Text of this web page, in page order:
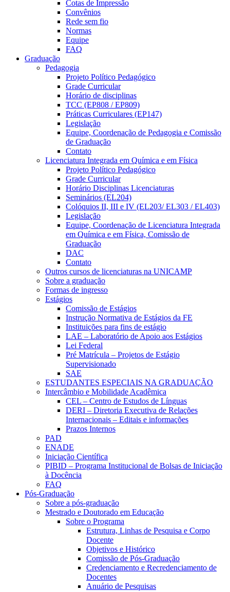
Cotas de Impressão
Convênios
Rede sem fio
Normas
Equipe
FAQ
Graduação
Pedagogia
Projeto Político Pedagógico
Grade Curricular
Horário de disciplinas
TCC (EP808 / EP809)
Práticas Curriculares (EP147)
Legislação
Equipe, Coordenação de Pedagogia e Comissão
de Graduação
Contato
Licenciatura Integrada em Química e em Física
Projeto Político Pedagógico
Grade Curricular
Horário Disciplinas Licenciaturas
Seminários (EL204)
Colóquios II, III e IV (EL203/ EL303 / EL403)
Legislação
Equipe, Coordenação de Licenciatura Integrada
em Química e em Física, Comissão de
Graduação
DAC
Contato
Outros cursos de licenciaturas na UNICAMP
Sobre a graduação
Formas de ingresso
Estágios
Comissão de Estágios
Instrução Normativa de Estágios da FE
Instituições para fins de estágio
LAE – Laboratório de Apoio aos Estágios
Lei Federal
Pré Matrícula – Projetos de Estágio
Supervisionado
SAE
ESTUDANTES ESPECIAIS NA GRADUAÇÃO
Intercâmbio e Mobilidade Acadêmica
CEL – Centro de Estudos de Línguas
DERI – Diretoria Executiva de Relações
Internacionais – Editais e informações
Prazos Internos
PAD
ENADE
Iniciação Científica
PIBID – Programa Institucional de Bolsas de Iniciação
à Docência
FAQ
Pós-Graduação
Sobre a pós-graduação
Mestrado e Doutorado em Educação
Sobre o Programa
Estrutura, Linhas de Pesquisa e Corpo
Docente
Objetivos e Histórico
Comissão de Pós-Graduação
Credenciamento e Recredenciamento de
Docentes
Anuário de Pesquisas